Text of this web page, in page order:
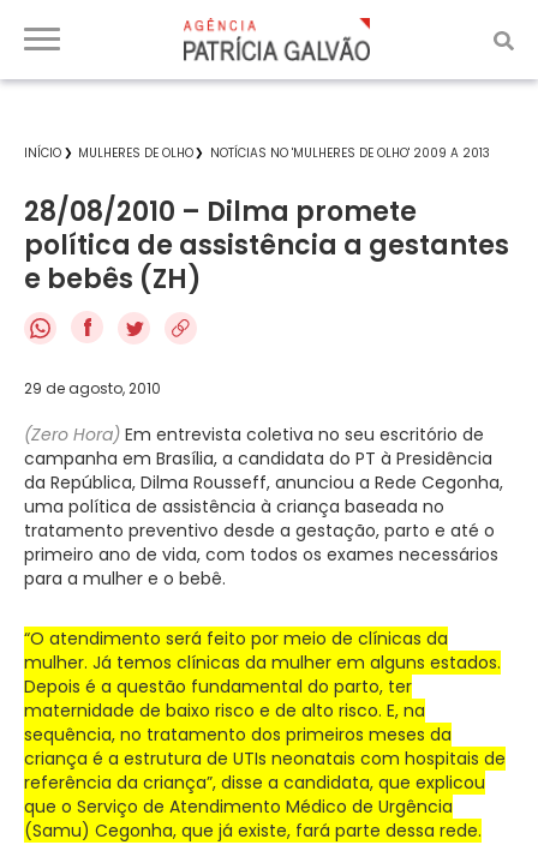
INÍCIO MULHERES DE OLHO NOTÍCIAS NO 'MULHERES DE OLHO' 2009 A 2013
28/08/2010 – Dilma promete
política de assistência a gestantes
e bebês (ZH)
f
29 de agosto, 2010
(Zero Hora) Em entrevista coletiva no seu escritório de
campanha em Brasília, a candidata do PT à Presidência
da República, Dilma Rousseff, anunciou a Rede Cegonha,
uma política de assistência à criança baseada no
tratamento preventivo desde a gestação, parto e até o
primeiro ano de vida, com todos os exames necessários
para a mulher e o bebê.
“O atendimento será feito por meio de clínicas da
mulher. Já temos clínicas da mulher em alguns estados.
Depois é a questão fundamental do parto, ter
maternidade de baixo risco e de alto risco. E, na
sequência, no tratamento dos primeiros meses da
criança é a estrutura de UTIs neonatais com hospitais de
referência da criança”, disse a candidata, que explicou
que o Serviço de Atendimento Médico de Urgência
(Samu) Cegonha, que já existe, fará parte dessa rede.